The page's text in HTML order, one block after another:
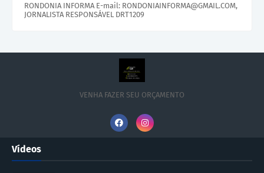
RONDONIA INFORMA E-mail: RONDONIAINFORMA@GMAIL.COM,
JORNALISTA RESPONSÁVEL DRT1209
VENHA FAZER SEU ORÇAMENTO
Vídeos